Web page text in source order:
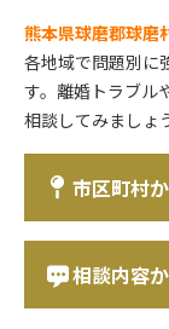
熊本県球磨郡球磨
各地域で問題別に
す。離婚トラブル
相談してみましょ
市区町村
相談内容